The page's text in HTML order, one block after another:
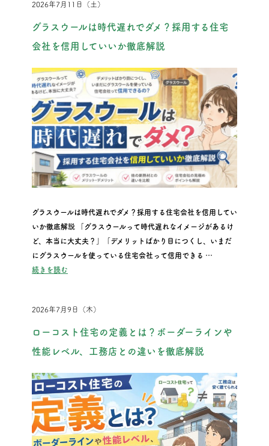
2026年7月11日（土）
グラスウールは時代遅れでダメ？採用する住宅
会社を信用していいか徹底解説
グラスウールは時代遅れでダメ？採用する住宅会社を信用してい
いか徹底解説 「グラスウールって時代遅れなイメージがあるけ
ど、本当に大丈夫？」「デメリットばかり目につくし、いまだ
にグラスウールを使っている住宅会社って信用できる …
続きを読む“グラスウールは時代遅れでダメ？採用する住宅会社を信用し
2026年7月9日（木）
ローコスト住宅の定義とは？ボーダーラインや
性能レベル、工務店との違いを徹底解説